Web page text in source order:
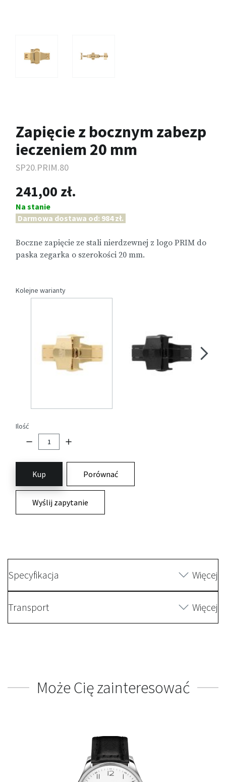
Zapięcie z bocznym zabezp
ieczeniem 20 mm
SP20.PRIM.80
241,00 zł.
Na stanie
Darmowa dostawa od: 984 zł.
Boczne zapięcie ze stali nierdzewnej z logo PRIM do
paska zegarka o szerokości 20 mm.
Kolejne warianty
Ilość
Kup Porównać
Wyślij zapytanie
Specyfikacja Więcej
Transport Więcej
Może Cię zainteresować